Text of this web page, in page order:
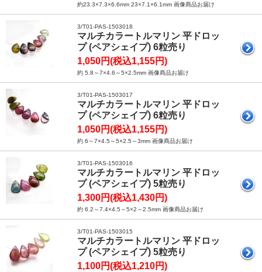
約23.3×7.3×6.6mm 23×7.1×6.1mm 画像商品お届け
3/T01-PAS-1503018
マルチカラートルマリン 平ドロッ
プ (ペアシェイプ) 6粒売り
1,050円(税込1,155円)
約 5.8～7×4.6～5×2.5mm 画像商品お届け
3/T01-PAS-1503017
マルチカラートルマリン 平ドロッ
プ (ペアシェイプ) 6粒売り
1,050円(税込1,155円)
約 6～7×4.5～5×2.5～3mm 画像商品お届け
3/T01-PAS-1503016
マルチカラートルマリン 平ドロッ
プ (ペアシェイプ) 5粒売り
1,300円(税込1,430円)
約 6.2～7.4×4.5～5×2～2.5mm 画像商品お届け
3/T01-PAS-1503015
マルチカラートルマリン 平ドロッ
プ (ペアシェイプ) 5粒売り
1,100円(税込1,210円)